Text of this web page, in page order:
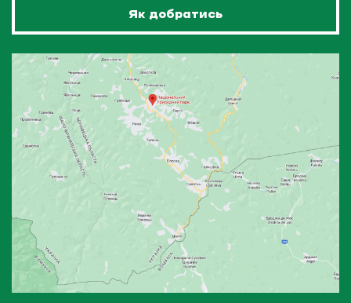
Як добратись